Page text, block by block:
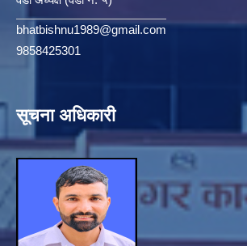
bhatbishnu1989@gmail.com
9858425301
सूचना अधिकारी